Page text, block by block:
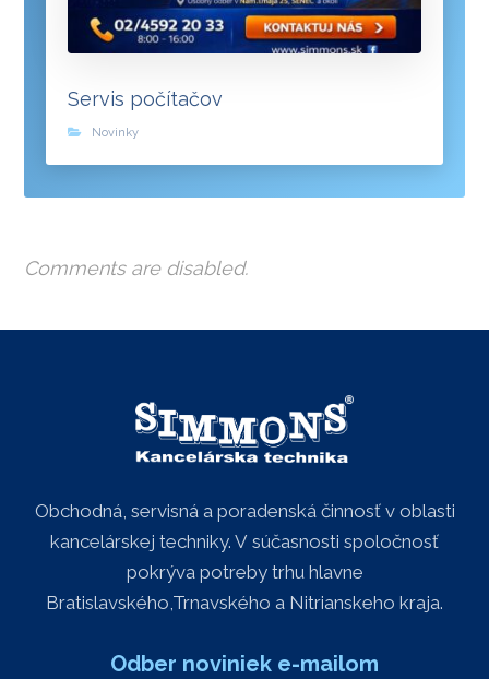
Servis počítačov
Novinky
Comments are disabled.
Obchodná, servisná a poradenská činnosť v oblasti
kancelárskej techniky. V súčasnosti spoločnosť
pokrýva potreby trhu hlavne
Bratislavského,Trnavského a Nitrianskeho kraja.
Odber noviniek e-mailom